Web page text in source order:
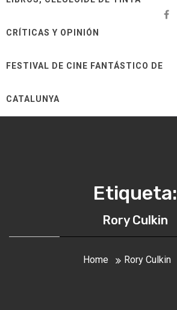
CRÍTICAS Y OPINIÓN
FESTIVAL DE CINE FANTÁSTICO DE
CATALUNYA
Etiqueta:
Rory Culkin
Home Rory Culkin